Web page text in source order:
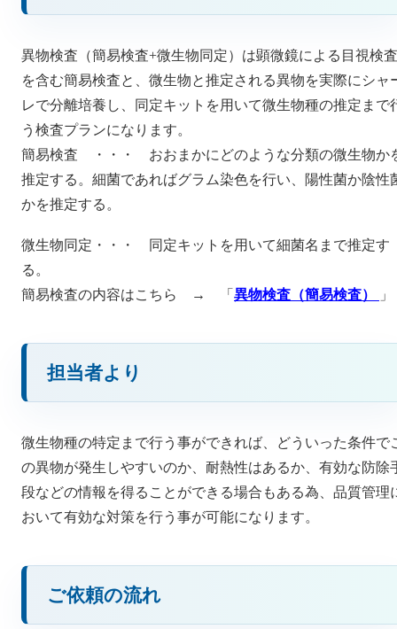
異物検査（簡易検査+微生物同定）は顕微鏡による目視検査
を含む簡易検査と、微生物と推定される異物を実際にシャ
レで分離培養し、同定キットを用いて微生物種の推定まで
う検査プランになります。
簡易検査 ・・・ おおまかにどのような分類の微生物か
推定する。細菌であればグラム染色を行い、陽性菌か陰性
かを推定する。
微生物同定・・・ 同定キットを用いて細菌名まで推定す
る。
簡易検査の内容はこちら → 「 異物検査（簡易検査） 」
担当者より
微生物種の特定まで行う事ができれば、どういった条件で
の異物が発生しやすいのか、耐熱性はあるか、有効な防除
段などの情報を得ることができる場合もある為、品質管理
おいて有効な対策を行う事が可能になります。
ご依頼の流れ